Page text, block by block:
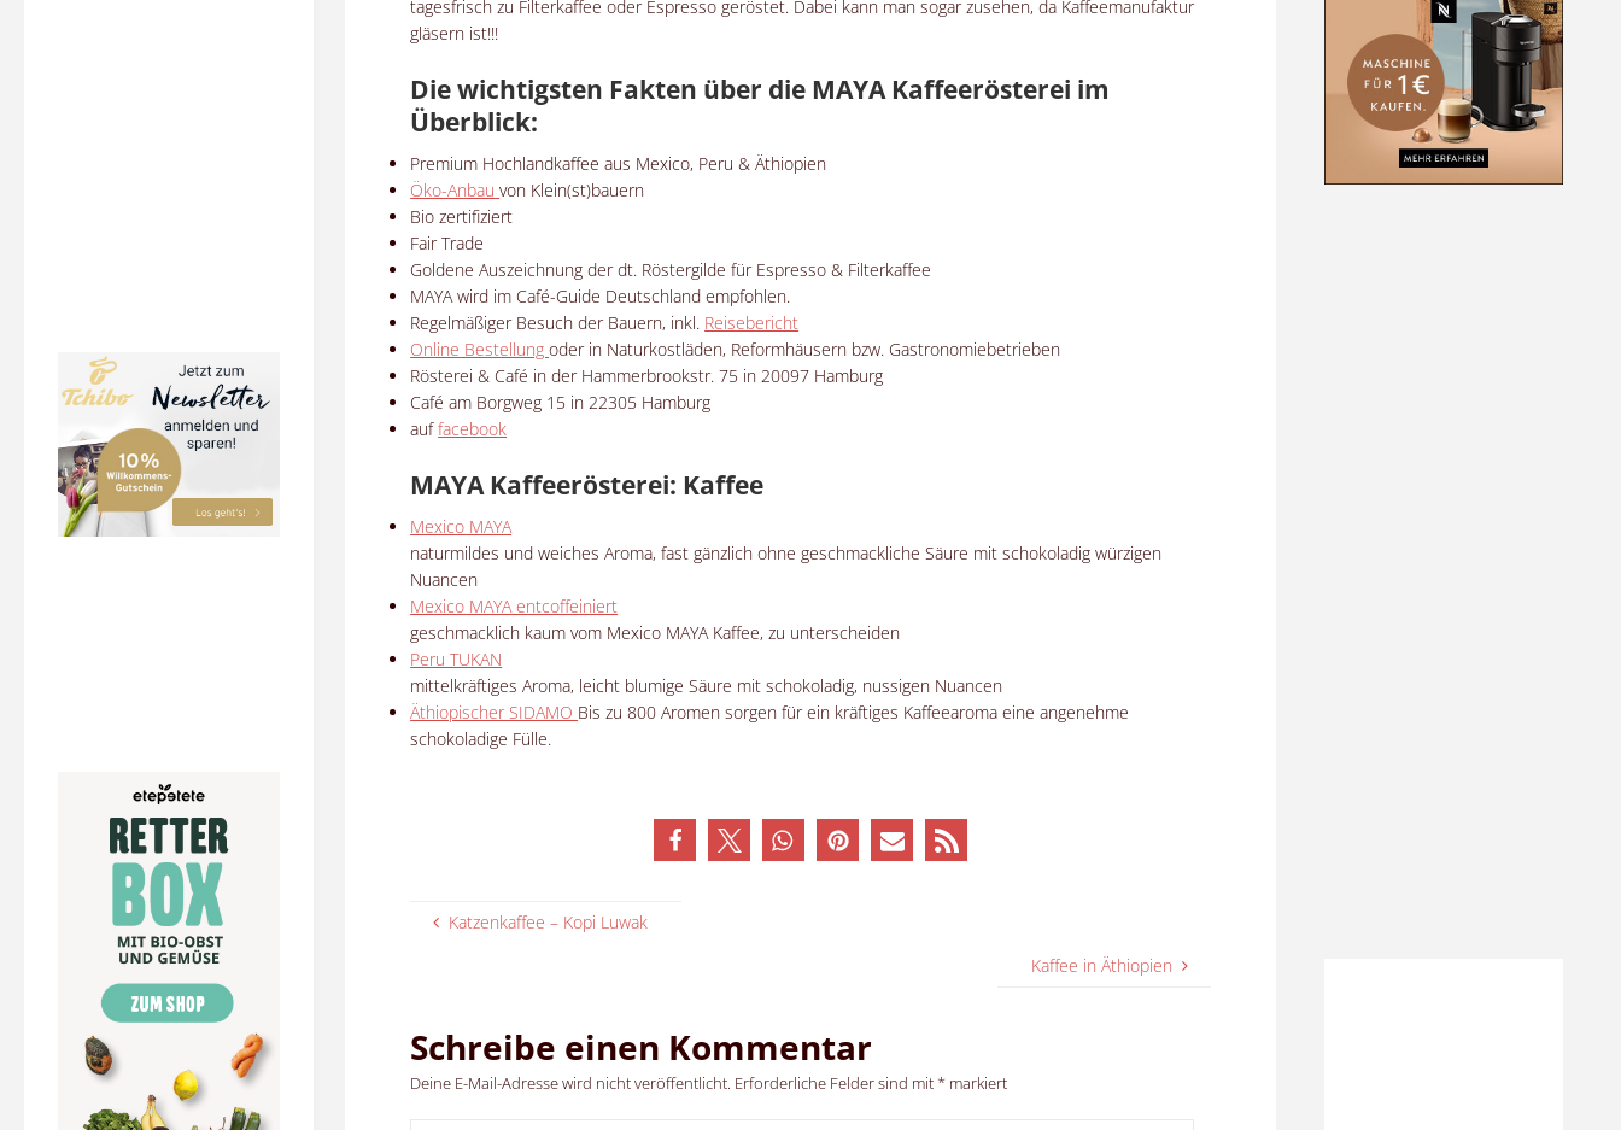
tagesfrisch zu Filterkaffee oder Espresso geröstet. Dabei kann man sogar zusehen, da Kaffeemanufaktur
gläsern ist!!!
Die wichtigsten Fakten über die MAYA Kaffeerösterei im
Überblick:
Premium Hochlandkaffee aus Mexico, Peru & Äthiopien
Öko-Anbauvon Klein(st)bauern
Bio zertifiziert
Fair Trade
Goldene Auszeichnung der dt. Röstergilde für Espresso & Filterkaffee
MAYA wird im Café-Guide Deutschland empfohlen.
Regelmäßiger Besuch der Bauern, inkl. Reisebericht
Online Bestellungoder in Naturkostläden, Reformhäusern bzw. Gastronomiebetrieben
Rösterei & Café in der Hammerbrookstr. 75 in 20097 Hamburg
Café am Borgweg 15 in 22305 Hamburg
auffacebook
MAYA Kaffeerösterei: Kaffee
Mexico MAYA
naturmildes und weiches Aroma, fast gänzlich ohne geschmackliche Säure mit schokoladig würzigen
Nuancen
Mexico MAYA entcoffeiniert
geschmacklich kaum vom Mexico MAYA Kaffee, zu unterscheiden
Peru TUKAN
mittelkräftiges Aroma, leicht blumige Säure mit schokoladig, nussigen Nuancen
Äthiopischer SIDAMO Bis zu 800 Aromen sorgen für ein kräftiges Kaffeearoma eine angenehme
schokoladige Fülle.
Katzenkaffee – Kopi Luwak
Kaffee in Äthiopien
Schreibe einen Kommentar
Deine E-Mail-Adresse wird nicht veröffentlicht. Erforderliche Felder sind mit * markiert